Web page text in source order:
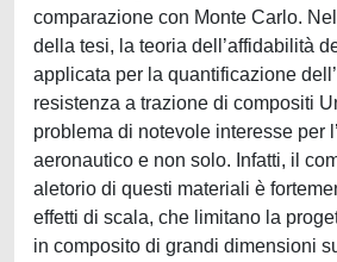
comparazione con Monte Carlo.
della tesi, la teoria dell’affidabilità
applicata per la quantificazione
resistenza a trazione di compositi
problema di notevole interesse per
aeronautico e non solo. Infatti, il
aletorio di questi materiali è
effetti di scala, che limitano la
in composito di grandi dimensioni